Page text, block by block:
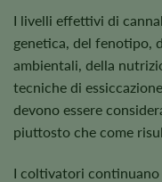
I livelli effettivi di
genetica, del fenotipo,
ambientali, della
tecniche di
devono essere
piuttosto che come
I coltivatori continuano